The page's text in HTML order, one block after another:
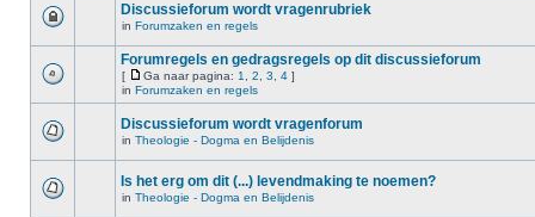
Discussieforum wordt vragenrubriek
in Forumzaken en regels
Forumregels en gedragsregels op dit discussieforum
[ Ga naar pagina: 1 2 3 4 ]
in Forumzaken en regels
Discussieforum wordt vragenforum
in Theologie - Dogma en Belijdenis
Is het erg om dit (...) levendmaking te noemen?
in Theologie - Dogma en Belijdenis